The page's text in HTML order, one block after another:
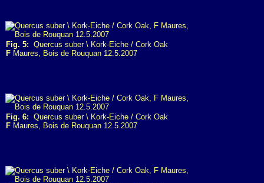
Fig. 5: Quercus suber \ Kork-Eiche / Cork Oak
F Maures, Bois de Rouquan 12.5.2007
Fig. 6: Quercus suber \ Kork-Eiche / Cork Oak
F Maures, Bois de Rouquan 12.5.2007